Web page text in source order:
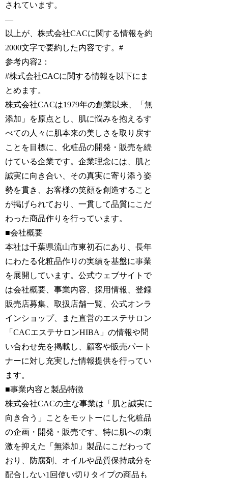
されています。
—
以上が、株式会社CACに関する情報を約
2000文字で要約した内容です。#
参考内容2：
#株式会社CACに関する情報を以下にま
とめます。
株式会社CACは1979年の創業以来、「無
添加」を原点とし、肌に悩みを抱えるす
べての人々に肌本来の美しさを取り戻す
ことを目標に、化粧品の開発・販売を続
けている企業です。企業理念には、肌と
誠実に向き合い、その真実に寄り添う姿
勢を貫き、お客様の笑顔を創造すること
が掲げられており、一貫して品質にこだ
わった商品作りを行っています。
■会社概要
本社は千葉県流山市東初石にあり、長年
にわたる化粧品作りの実績を基盤に事業
を展開しています。公式ウェブサイトで
は会社概要、事業内容、採用情報、登録
販売店募集、取扱店舗一覧、公式オンラ
インショップ、また直営のエステサロン
「CACエステサロンHIBA」の情報や問
い合わせ先を掲載し、顧客や販売パート
ナーに対し充実した情報提供を行ってい
ます。
■事業内容と製品特徴
株式会社CACの主な事業は「肌と誠実に
向き合う」ことをモットーにした化粧品
の企画・開発・販売です。特に肌への刺
激を抑えた「無添加」製品にこだわって
おり、防腐剤、オイルや品質保持成分を
配合しない1回使い切りタイプの商品も